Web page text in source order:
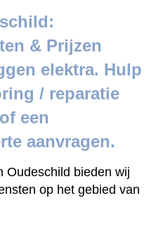
& Prijzen
elektra. Hulp
/ reparatie
een
aanvragen.
Oudeschild bieden wij
op het gebied van